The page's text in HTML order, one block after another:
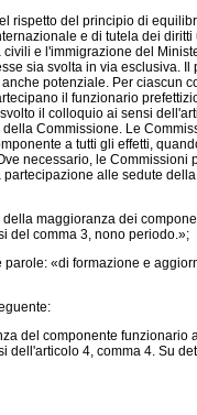
del principio di
e di tutela dei
e l'immigrazione del
sia svolta in via esclusiva.
potenziale. Per
il funzionario
il colloquio ai sensi
Commissione. Le
a tutti gli effetti,
necessario, le
alle sedute
maggioranza dei
del comma 3, nono periodo.»;
«di formazione e
del componente funzionario
4, comma 4. Su